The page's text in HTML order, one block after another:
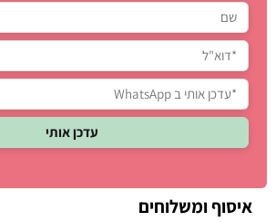
איסוף ומשלוחים